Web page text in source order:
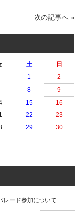
次の記事へ »
土 日
1
2
8
9
15
16
22
23
29
30
レード参加について